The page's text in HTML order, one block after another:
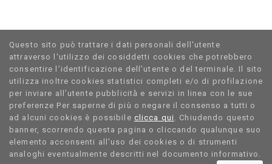
Questo sito può trattare i dati personali dell'utente
attraverso l'utilizzo dei cosiddetti cookies che potrebbero
consentire l’identificazione dell’utente o del terminale. Il sito
utilizza inoltre cookies statistici completi e/o di profilazione
per inviare all’utente pubblicità̀ e servizi in linea con le sue
preferenze Per saperne di più o negare il consenso a tutti o
ad alcuni cookies è possibile clicca qui . Chiudendo questo
banner, scorrendo questa pagina o cliccando qualunque suo
elemento acconsenti all'uso dei cookies o di strumenti
analoghi eventualmente descritti nel documento informativo.